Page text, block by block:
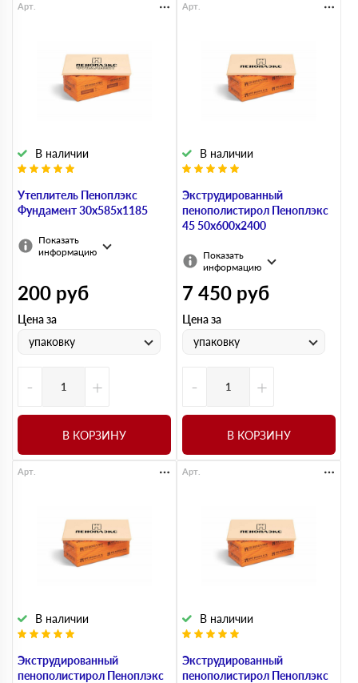
Утеплитель Пеноплэкс
Фундамент 30х585х1185
В наличии
Арт.
Показать
информацию
200 руб
Цена за
упаковку
- +
В КОРЗИНУ
Экструдированный
пенополистирол Пеноплэкс
45 50х600х2400
В наличии
Арт.
Показать
информацию
7 450 руб
Цена за
упаковку
- +
В КОРЗИНУ
Экструдированный
пенополистирол Пеноплэкс
В наличии
Арт.
Экструдированный
пенополистирол Пеноплэкс
В наличии
Арт.